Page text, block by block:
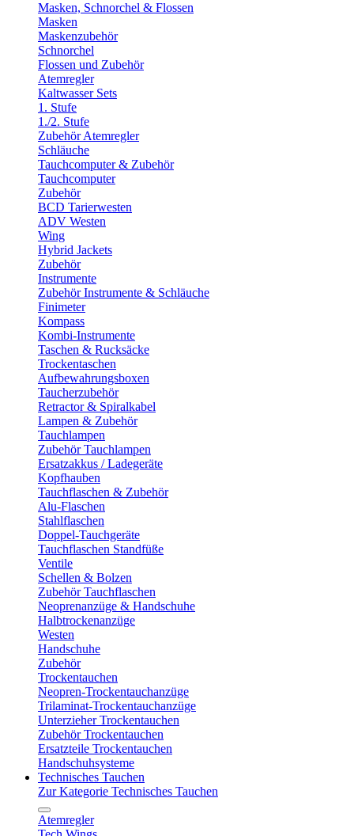
Masken, Schnorchel & Flossen
Masken
Maskenzubehör
Schnorchel
Flossen und Zubehör
Atemregler
Kaltwasser Sets
1. Stufe
1./2. Stufe
Zubehör Atemregler
Schläuche
Tauchcomputer & Zubehör
Tauchcomputer
Zubehör
BCD Tarierwesten
ADV Westen
Wing
Hybrid Jackets
Zubehör
Instrumente
Zubehör Instrumente & Schläuche
Finimeter
Kompass
Kombi-Instrumente
Taschen & Rucksäcke
Trockentaschen
Aufbewahrungsboxen
Taucherzubehör
Retractor & Spiralkabel
Lampen & Zubehör
Tauchlampen
Zubehör Tauchlampen
Ersatzakkus / Ladegeräte
Kopfhauben
Tauchflaschen & Zubehör
Alu-Flaschen
Stahlflaschen
Doppel-Tauchgeräte
Tauchflaschen Standfüße
Ventile
Schellen & Bolzen
Zubehör Tauchflaschen
Neoprenanzüge & Handschuhe
Halbtrockenanzüge
Westen
Handschuhe
Zubehör
Trockentauchen
Neopren-Trockentauchanzüge
Trilaminat-Trockentauchanzüge
Unterzieher Trockentauchen
Zubehör Trockentauchen
Ersatzteile Trockentauchen
Handschuhsysteme
Technisches Tauchen
Zur Kategorie Technisches Tauchen
Atemregler